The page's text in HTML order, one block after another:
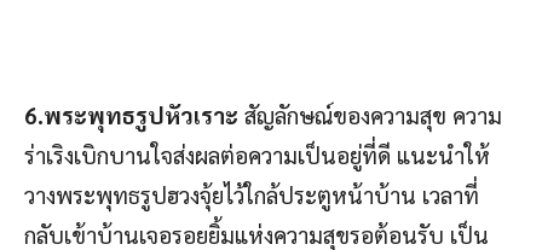
6.พระพุทธรูปหัวเราะ สัญลักษณ์ของความสุข ความ
ร่าเริงเบิกบานใจส่งผลต่อความเป็นอยู่ที่ดี แนะนำให้
วางพระพุทธรูปฮวงจุ้ยไว้ใกล้ประตูหน้าบ้าน เวลาที่
กลับเข้าบ้านเจอรอยยิ้มแห่งความสุขรอต้อนรับ เป็น